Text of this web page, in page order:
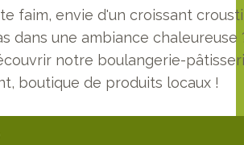
faim, envie d'un croissant
dans une ambiance chaleureuse
notre boulangerie-
boutique de produits locaux !